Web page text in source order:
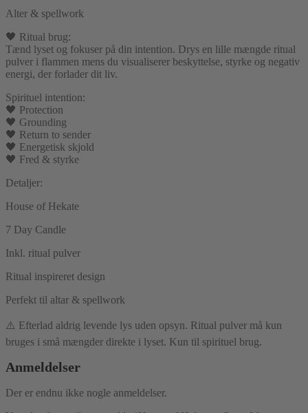
Alter & spellwork
🖤 Ritual brug:
Tænd lyset og fokuser på din intention. Drys en lille mængde ritual
pulver i flammen mens du visualiserer beskyttelse, styrke og negativ
energi, der forlader dit liv.
Spirituel intention:
🖤 Protection
🖤 Grounding
🖤 Return to sender
🖤 Energetisk skjold
🖤 Fred & styrke
Detaljer:
House of Hekate
7 Day Candle
Inkl. ritual pulver
Ritual inspireret design
Perfekt til altar & spellwork
⚠️ Efterlad aldrig levende lys uden opsyn. Ritual pulver må kun
bruges i små mængder direkte i lyset. Kun til spirituel brug.
Anmeldelser
Der er endnu ikke nogle anmeldelser.